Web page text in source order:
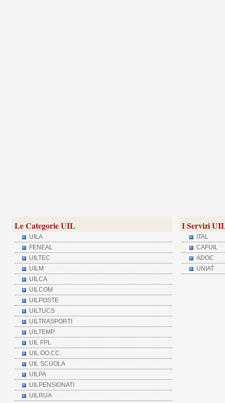
Le Categorie UIL
UILA
FENEAL
UILTEC
UILM
UILCA
UILCOM
UILPOSTE
UILTUCS
UILTRASPORTI
UILTEMP
UIL FPL
UIL OO.CC.
UIL SCUOLA
UILPA
UILPENSIONATI
UILRUA
I Servizi
ITAL
CAFUIL
ADOC
UNIAT